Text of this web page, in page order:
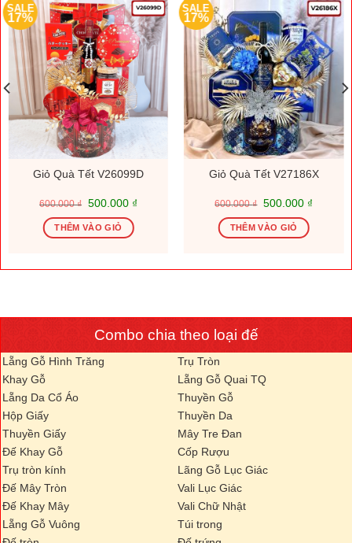
SALE
17%
Giỏ Quà Tết V26099D
600.000₫
Giá
là:
600.000 ₫.
500.000 ₫Giá
THÊM VÀO GIỎ
SALE
17%
Giỏ Quà Tết V27186X
600.000₫
Giá
là:
600.000 ₫.
500.000 ₫Giá
THÊM VÀO GIỎ
Combo chia theo loại đế
Lẵng Gỗ Hình Trăng
Trụ Tròn
Khay Gỗ
Lẵng Gỗ Quai TQ
Lẵng Da Cổ Áo
Thuyền Gỗ
Hộp Giấy
Thuyền Da
Thuyền Giấy
Mây Tre Đan
Đế Khay Gỗ
Cốp Rượu
Trụ tròn kính
Lãng Gỗ Lục Giác
Đế Mây Tròn
Vali Lục Giác
Đế Khay Mây
Vali Chữ Nhật
Lẵng Gỗ Vuông
Túi trong